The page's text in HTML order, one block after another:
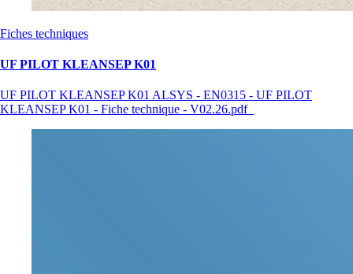
Fiches techniques
UF PILOT KLEANSEP K01
UF PILOT KLEANSEP K01 ALSYS - EN0315 - UF PILOT
KLEANSEP K01 - Fiche technique - V02.26.pdf